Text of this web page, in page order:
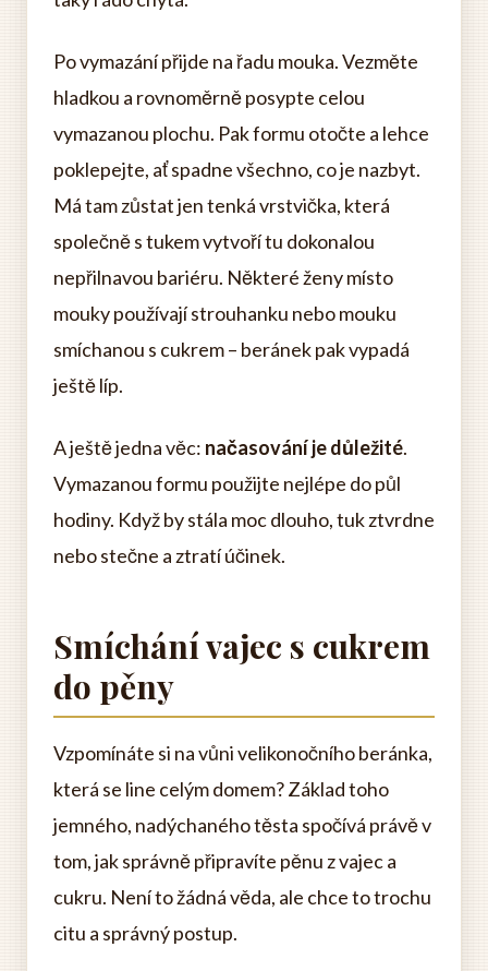
Po vymazání přijde na řadu mouka. Vezměte
hladkou a rovnoměrně posypte celou
vymazanou plochu. Pak formu otočte a lehce
poklepejte, ať spadne všechno, co je nazbyt.
Má tam zůstat jen tenká vrstvička, která
společně s tukem vytvoří tu dokonalou
nepřilnavou bariéru. Některé ženy místo
mouky používají strouhanku nebo mouku
smíchanou s cukrem – beránek pak vypadá
ještě líp.
A ještě jedna věc: načasování je důležité.
Vymazanou formu použijte nejlépe do půl
hodiny. Když by stála moc dlouho, tuk ztvrdne
nebo stečne a ztratí účinek.
Smíchání vajec s cukrem
do pěny
Vzpomínáte si na vůni velikonočního beránka,
která se line celým domem? Základ toho
jemného, nadýchaného těsta spočívá právě v
tom, jak správně připravíte pěnu z vajec a
cukru. Není to žádná věda, ale chce to trochu
citu a správný postup.